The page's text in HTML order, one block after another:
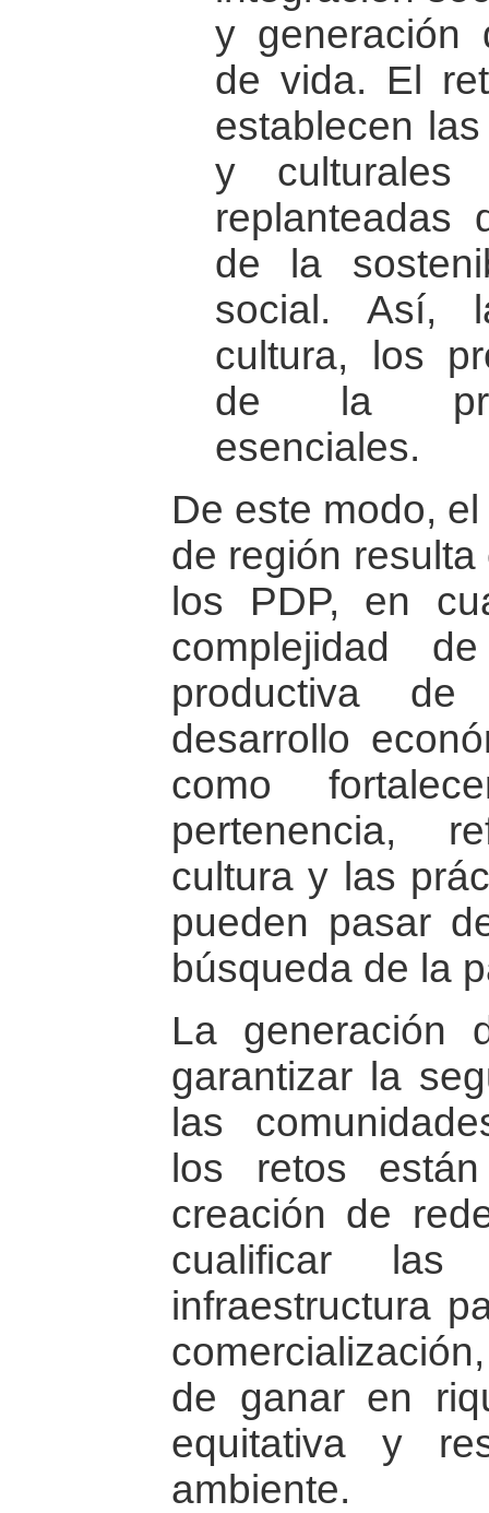
y generación
de vida. El
establecen
y
replanteadas
de la
social. Así,
cultura, los
de la
esenciales.
De este modo,
de región
los PDP, en
complejidad
productiva
desarrollo
como
pertenencia,
cultura y las
pueden pasar
búsqueda de la
La generación
garantizar la
las
los retos
creación de
cualificar las
infraestructura
de ganar en
equitativa y
ambiente.